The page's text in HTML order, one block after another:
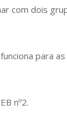
com dois
para
nº2.